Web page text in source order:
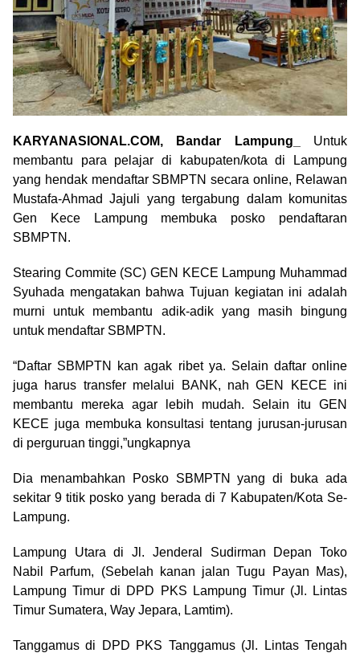
KARYANASIONAL.COM, Bandar Lampung_
Untuk
membantu para pelajar di kabupaten/kota di Lampung
yang hendak mendaftar SBMPTN secara online, Relawan
Mustafa-Ahmad Jajuli yang tergabung dalam komunitas
Gen Kece Lampung membuka posko pendaftaran
SBMPTN.
Stearing Commite (SC) GEN KECE Lampung Muhammad
Syuhada mengatakan bahwa Tujuan kegiatan ini adalah
murni untuk membantu adik-adik yang masih bingung
untuk mendaftar SBMPTN.
“Daftar SBMPTN kan agak ribet ya. Selain daftar online
juga harus transfer melalui BANK, nah GEN KECE ini
membantu mereka agar lebih mudah. Selain itu GEN
KECE juga membuka konsultasi tentang jurusan-jurusan
di perguruan tinggi,”ungkapnya
Dia menambahkan Posko SBMPTN yang di buka ada
sekitar 9 titik posko yang berada di 7 Kabupaten/Kota Se-
Lampung.
Lampung Utara di Jl. Jenderal Sudirman Depan Toko
Nabil Parfum, (Sebelah kanan jalan Tugu Payan Mas),
Lampung Timur di DPD PKS Lampung Timur (Jl. Lintas
Timur Sumatera, Way Jepara, Lamtim).
Tanggamus di DPD PKS Tanggamus (Jl. Lintas Tengah